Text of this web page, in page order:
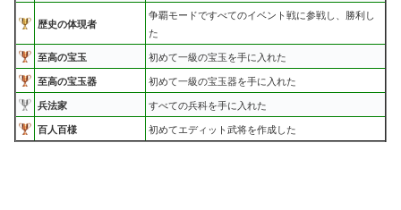
歴史の体現者
争覇モードですべてのイベント戦に参戦し、勝利し
た
至高の宝玉
初めて一級の宝玉を手に入れた
至高の宝玉器
初めて一級の宝玉器を手に入れた
兵法家
すべての兵科を手に入れた
百人百様
初めてエディット武将を作成した